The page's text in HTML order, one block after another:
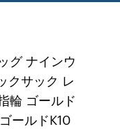
グ ナインウ
クサック レ
輪 ゴールド
ールドK10